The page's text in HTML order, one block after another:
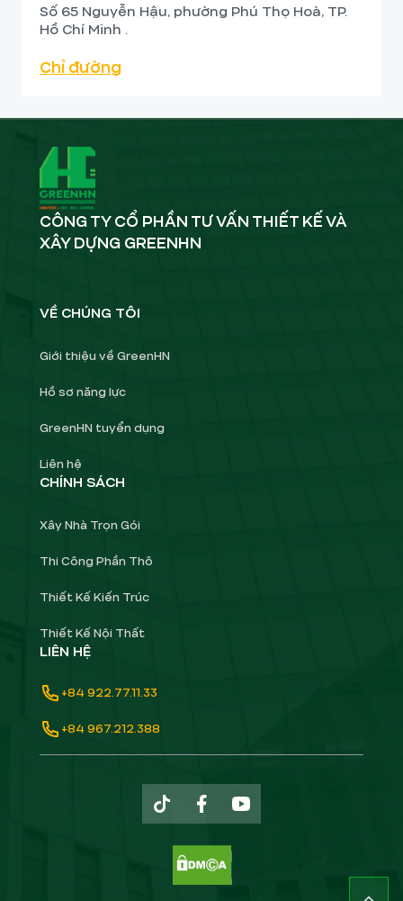
Số 65 Nguyễn Hậu, phường Phú Thọ Hoà, TP.
Hồ Chí Minh .
Chỉ đường
CÔNG TY CỔ PHẦN TƯ VẤN THIẾT KẾ VÀ
XÂY DỰNG GREENHN
VỀ CHÚNG TÔI
Giới thiệu về GreenHN
Hồ sơ năng lực
GreenHN tuyển dụng
Liên hệ
CHÍNH SÁCH
Xây Nhà Trọn Gói
Thi Công Phần Thô
Thiết Kế Kiến Trúc
Thiết Kế Nội Thất
LIÊN HỆ
+84 922.77.11.33
+84 967.212.388